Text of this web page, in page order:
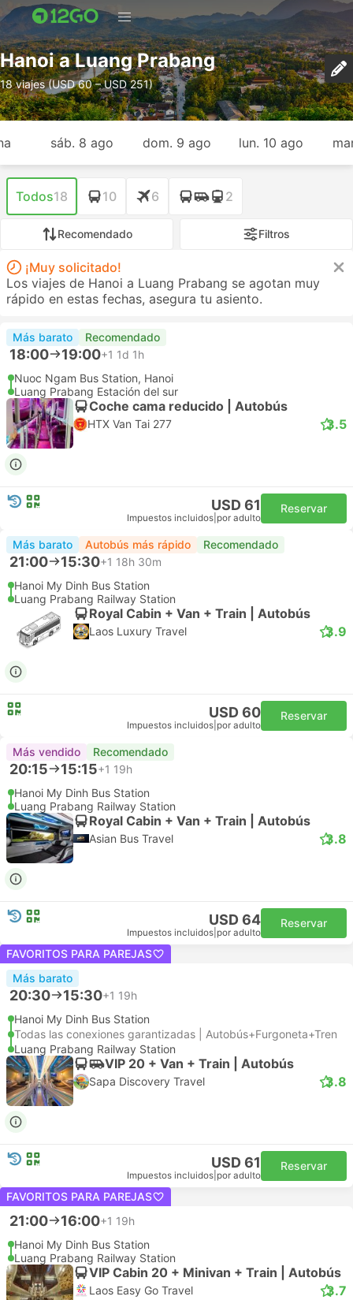
Hanoi a Luang Prabang
18 viajes (USD 60 – USD 251)
sáb. 8 ago dom. 9 ago lun. 10 ago
Todos18 10 6 2
Recomendado Filtros
¡Muy solicitado!
Los viajes de Hanoi a Luang Prabang se agotan muy
rápido en estas fechas, asegura tu asiento.
Más barato Recomendado
18:00 19:00+1 1d 1h
Nuoc Ngam Bus Station, Hanoi
Luang Prabang Estación del sur
Coche cama reducido | Autobús
HTX Van Tai 277 3.5
USD 61
Impuestos incluidos por adulto
Reservar
Más barato Autobús más rápido Recomendado
21:00 15:30+1 18h 30m
Hanoi My Dinh Bus Station
Luang Prabang Railway Station
Royal Cabin + Van + Train | Autobús
Laos Luxury Travel 3.9
USD 60
Impuestos incluidos por adulto
Reservar
Más vendido Recomendado
20:15 15:15+1 19h
Hanoi My Dinh Bus Station
Luang Prabang Railway Station
Royal Cabin + Van + Train | Autobús
Asian Bus Travel 3.8
USD 64
Impuestos incluidos por adulto
Reservar
FAVORITOS PARA PAREJAS
Más barato
20:30 15:30+1 19h
Hanoi My Dinh Bus Station
Todas las conexiones garantizadas | Autobús+Furgoneta+Tren
Luang Prabang Railway Station
VIP 20 + Van + Train | Autobús
Sapa Discovery Travel 3.8
USD 61
Impuestos incluidos por adulto
Reservar
FAVORITOS PARA PAREJAS
21:00 16:00+1 19h
Hanoi My Dinh Bus Station
Luang Prabang Railway Station
VIP Cabin 20 + Minivan + Train | Autobús
Laos Easy Go Travel 3.7